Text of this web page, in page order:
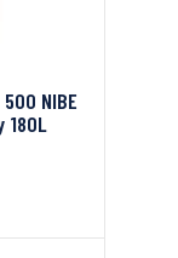
NIBE
180L